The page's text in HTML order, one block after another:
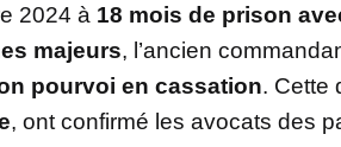
2024 à 18 mois de prison
majeurs, l’ancien
pourvoi en cassation. Cette
, ont confirmé les avocats des